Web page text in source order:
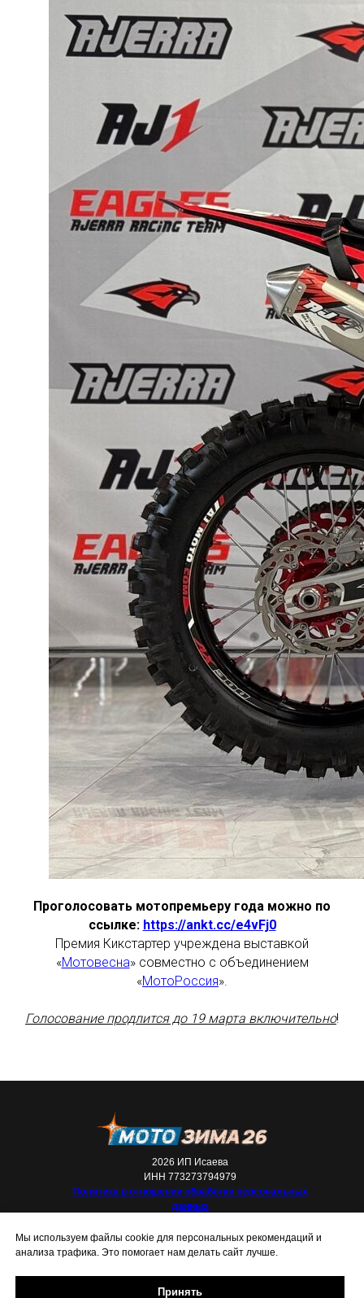
Проголосовать мотопремьеру года можно по
ссылке: https://ankt.cc/e4vFj0
Премия Кикстартер учреждена выставкой
«Мотовесна» совместно с объединением
«МотоРоссия».
Голосование продлится до 19 марта включительно!
2026 ИП Исаева
ИНН 773273794979
Политика в отношении обработки персональных
данных
Мы используем файлы cookie для персональных рекомендаций и
анализа трафика. Это помогает нам делать сайт лучше.
Принять